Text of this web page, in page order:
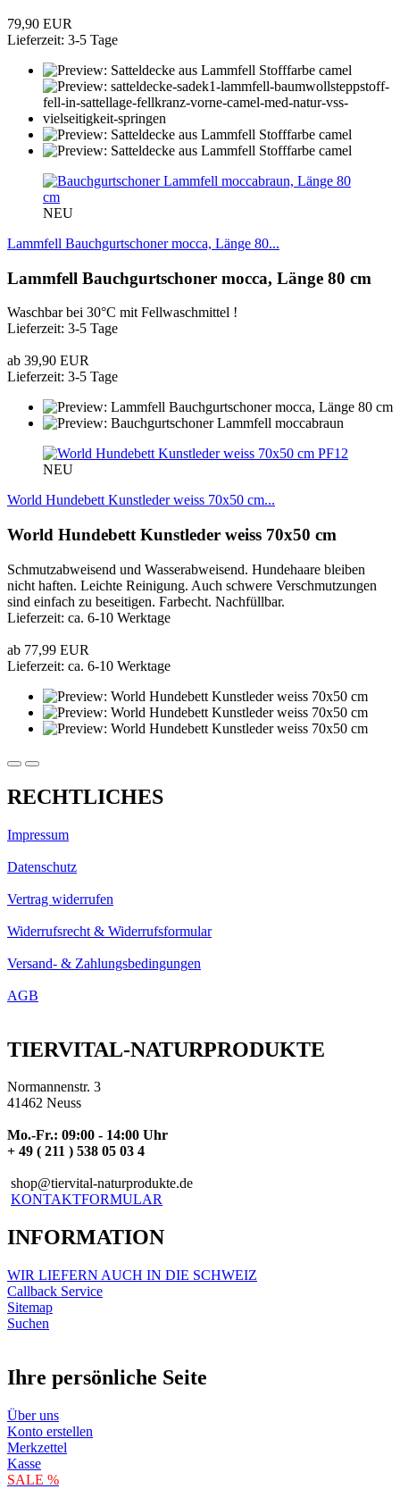
79,90 EUR
Lieferzeit: 3-5 Tage
NEU
Lammfell Bauchgurtschoner mocca, Länge 80...
Lammfell Bauchgurtschoner mocca, Länge 80 cm
Waschbar bei 30°C mit Fellwaschmittel !
Lieferzeit: 3-5 Tage
ab 39,90 EUR
Lieferzeit: 3-5 Tage
PF12
NEU
World Hundebett Kunstleder weiss 70x50 cm...
World Hundebett Kunstleder weiss 70x50 cm
Schmutzabweisend und Wasserabweisend. Hundehaare bleiben
nicht haften. Leichte Reinigung. Auch schwere Verschmutzungen
sind einfach zu beseitigen. Farbecht. Nachfüllbar.
Lieferzeit: ca. 6-10 Werktage
ab 77,99 EUR
Lieferzeit: ca. 6-10 Werktage
RECHTLICHES
Impressum
Datenschutz
Vertrag widerrufen
Widerrufsrecht & Widerrufsformular
Versand- & Zahlungsbedingungen
AGB
TIERVITAL-NATURPRODUKTE
Normannenstr. 3
41462 Neuss
Mo.-Fr.: 09:00 - 14:00 Uhr
+ 49 ( 211 ) 538 05 03 4
shop@tiervital-naturprodukte.de
KONTAKTFORMULAR
INFORMATION
WIR LIEFERN AUCH IN DIE SCHWEIZ
Callback Service
Sitemap
Suchen
Ihre persönliche Seite
Über uns
Konto erstellen
Merkzettel
Kasse
SALE %